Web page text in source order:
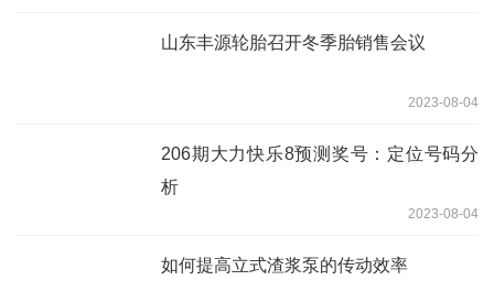
山东丰源轮胎召开冬季胎销售会议
2023-08-04
206期大力快乐8预测奖号：定位号码分
析
2023-08-04
如何提高立式渣浆泵的传动效率